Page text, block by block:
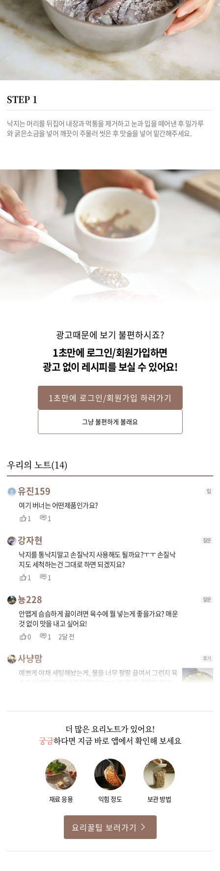
STEP 1
낙지는 머리를 뒤집어 내장과 먹통을 제거하고 눈과 입을 떼어낸 후 밀가루
와 굵은소금을 넣어 깨끗이 주물러 씻은 후 맛술을 넣어 밑간해주세요.
쇠고기는 고기 양념 재료를 넣어 10분 정도 밑간해주세요.
광고때문에 보기 불편하시죠?
1초만에 로그인/회원가입하면
광고 없이 레시피를 보실 수 있어요!
1초만에 로그인/회원가입 하러가기
그냥 불편하게 볼래요
우리의 노트(14)
유진159 팁
여기 버너는 어떤제품인가요?
1 1
강자현 질문
낙지를 통낙지말고 손질낙지 사용해도 될까요?ㅜㅜ 손질낙
지도 세척하는건 그대로 하면 되겠지요?
1 1
뇽228 질문
안맵게 슴슴하게 끓이려면 육수에 뭘 넣는게 좋을가요? 매운
것 없이 맛을 내고 싶어요!
0 1 2달 전
사냥맘 후기
예쁘게 야채 세팅해놨는게, 물을 너무 팔팔 끓여서 그런지 육
저한테는 살짝 컸어요. 다음에는 조금 더 작게 자르려구요.
시피대로 넣었더니 조금 남을뻔 했어요. 야채 양도 20% 줄
였으면 딱- 먹기 좋을것 같아요
더 많은 요리노트가 있어요!
궁금하다면 지금 바로 앱에서 확인해 보세요
재료 응용 익힘 정도 보관 방법
요리꿀팁 보러가기